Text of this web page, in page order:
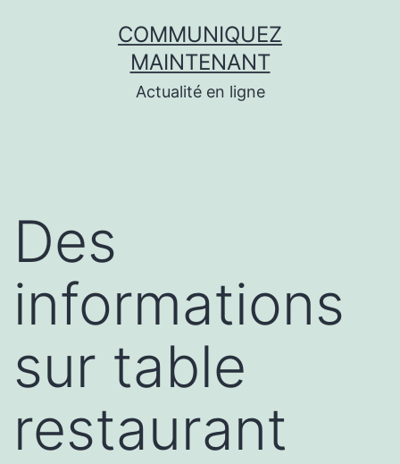
COMMUNIQUEZ
MAINTENANT
Actualité en ligne
Des
informations
sur table
restaurant